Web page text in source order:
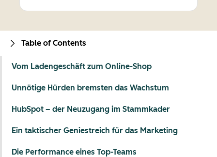
Table of Contents
Vom Ladengeschäft zum Online-Shop
Unnötige Hürden bremsten das Wachstum
HubSpot – der Neuzugang im Stammkader
Ein taktischer Geniestreich für das Marketing
Die Performance eines Top-Teams